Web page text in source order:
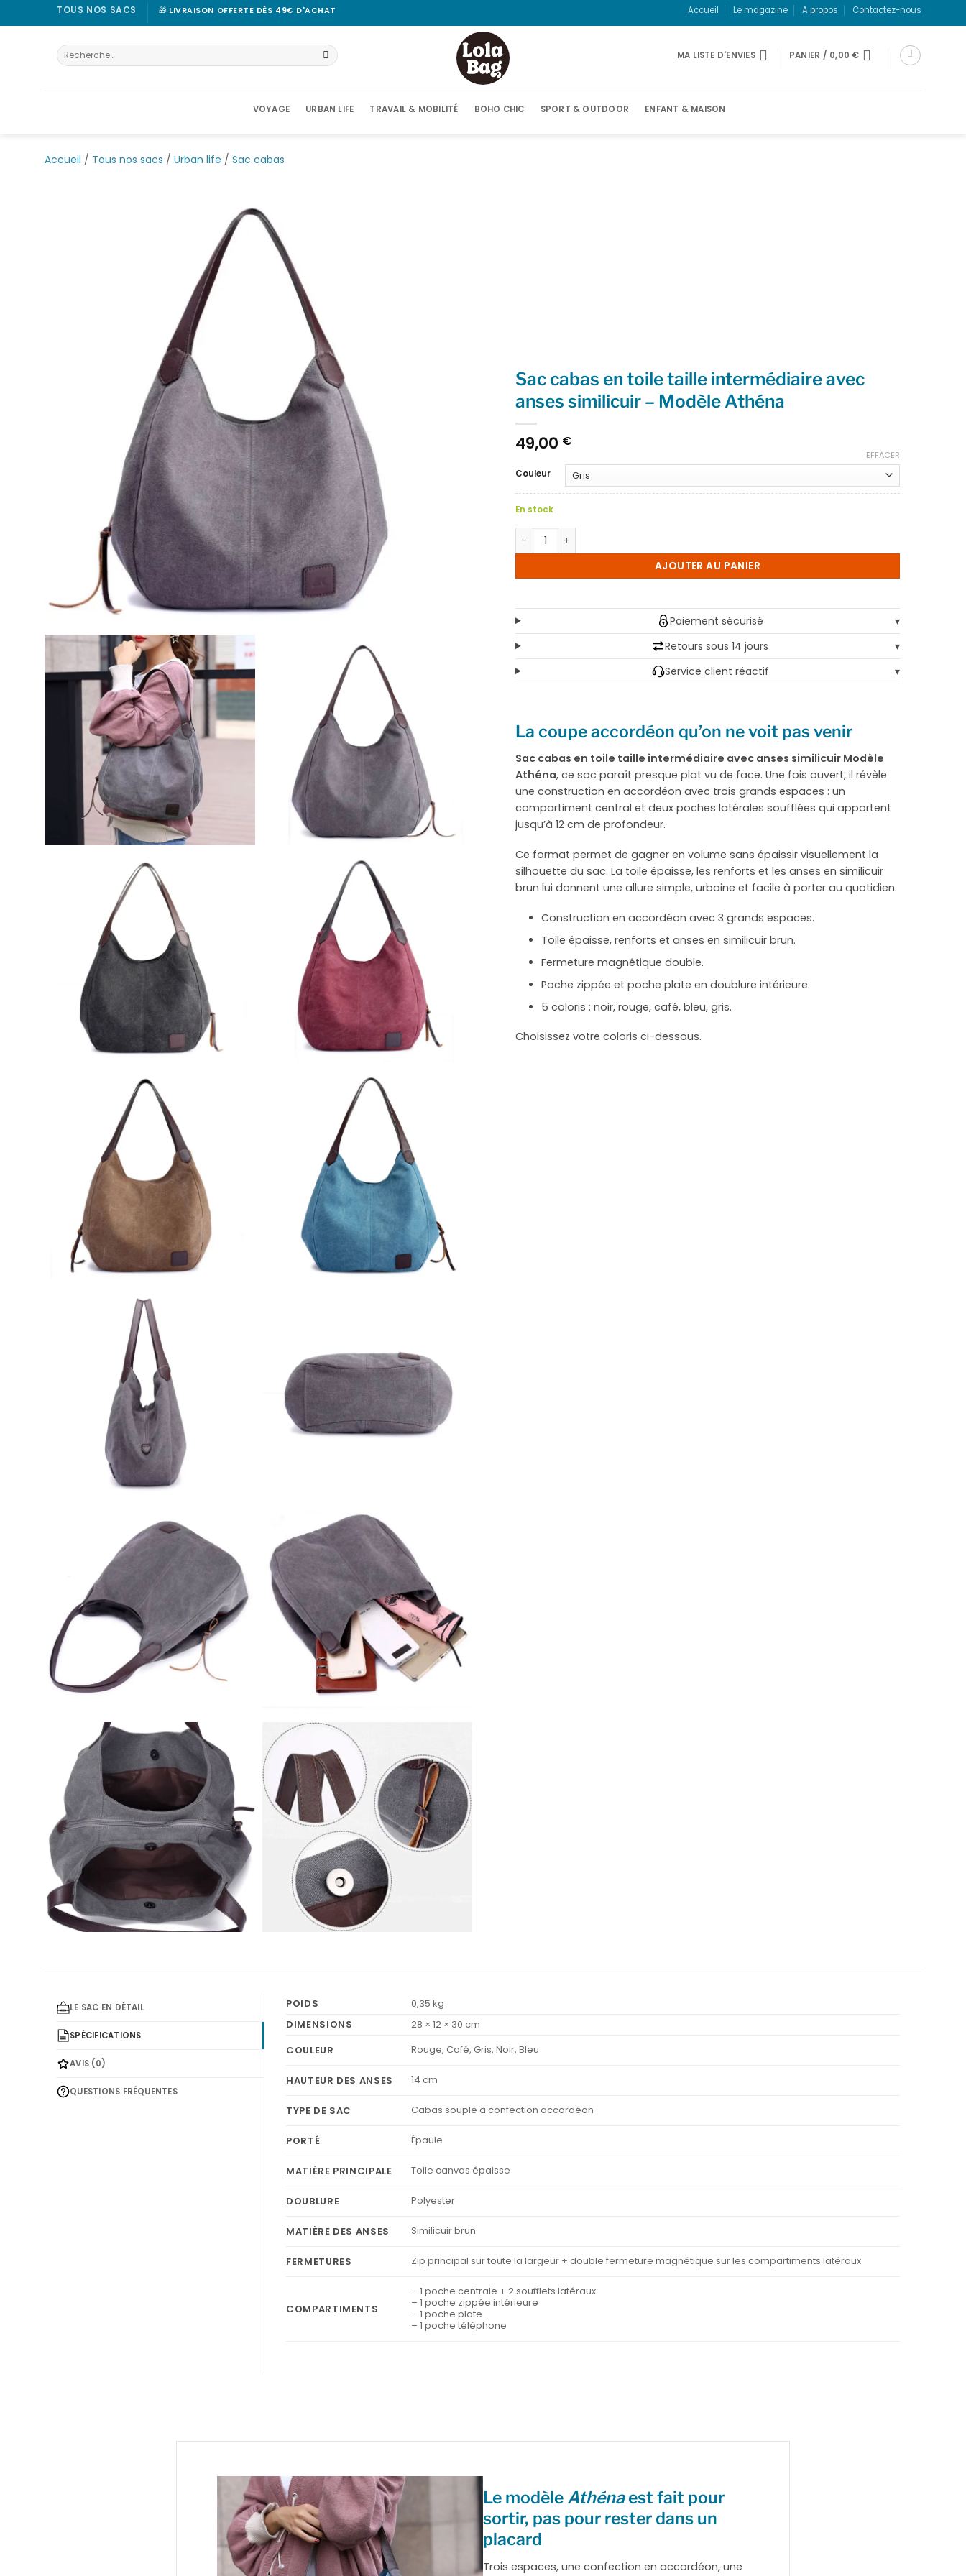
au
TOUS NOS SACS 🎁 LIVRAISON OFFERTE DÈS 49€ D'ACHAT Accueil Le magazine A propos Contactez-nous
Recherche
pour :
MA LISTE D'ENVIES PANIER / 0,00 €
VOYAGE URBAN LIFE TRAVAIL & MOBILITÉ BOHO CHIC SPORT & OUTDOOR ENFANT & MAISON
Accueil / Tous nos sacs / Urban life / Sac cabas
Sac cabas en toile taille intermédiaire avec
anses similicuir – Modèle Athéna
49,00 €
Couleur
EFFACER
En stock
quantité de Sac cabas en toile taille intermédiaire avec anses similicuir - Modèle Athéna
AJOUTER AU PANIER
Paiement sécurisé
▾
Retours sous 14 jours
▾
Service client réactif
▾
La coupe accordéon qu’on ne voit pas venir
Sac cabas en toile taille intermédiaire avec anses similicuir Modèle
Athéna, ce sac paraît presque plat vu de face. Une fois ouvert, il révèle
une construction en accordéon avec trois grands espaces : un
compartiment central et deux poches latérales soufflées qui apportent
jusqu’à 12 cm de profondeur.
Ce format permet de gagner en volume sans épaissir visuellement la
silhouette du sac. La toile épaisse, les renforts et les anses en similicuir
brun lui donnent une allure simple, urbaine et facile à porter au quotidien.
Construction en accordéon avec 3 grands espaces.
Toile épaisse, renforts et anses en similicuir brun.
Fermeture magnétique double.
Poche zippée et poche plate en doublure intérieure.
5 coloris : noir, rouge, café, bleu, gris.
Choisissez votre coloris ci-dessous.
LE SAC EN DÉTAIL
SPÉCIFICATIONS
AVIS (0)
QUESTIONS FRÉQUENTES
POIDS
0,35 kg
DIMENSIONS
28 × 12 × 30 cm
COULEUR
Rouge, Café, Gris, Noir, Bleu
HAUTEUR DES ANSES 14 cm
TYPE DE SAC Cabas souple à confection accordéon
PORTÉ Épaule
MATIÈRE PRINCIPALE Toile canvas épaisse
DOUBLURE Polyester
MATIÈRE DES ANSES Similicuir brun
FERMETURES Zip principal sur toute la largeur + double fermeture magnétique sur les compartiments latéraux
COMPARTIMENTS
– 1 poche centrale + 2 soufflets latéraux
– 1 poche zippée intérieure
– 1 poche plate
– 1 poche téléphone
Le modèle Athénaest fait pour
sortir, pas pour rester dans un
placard
Trois espaces, une confection en accordéon, une